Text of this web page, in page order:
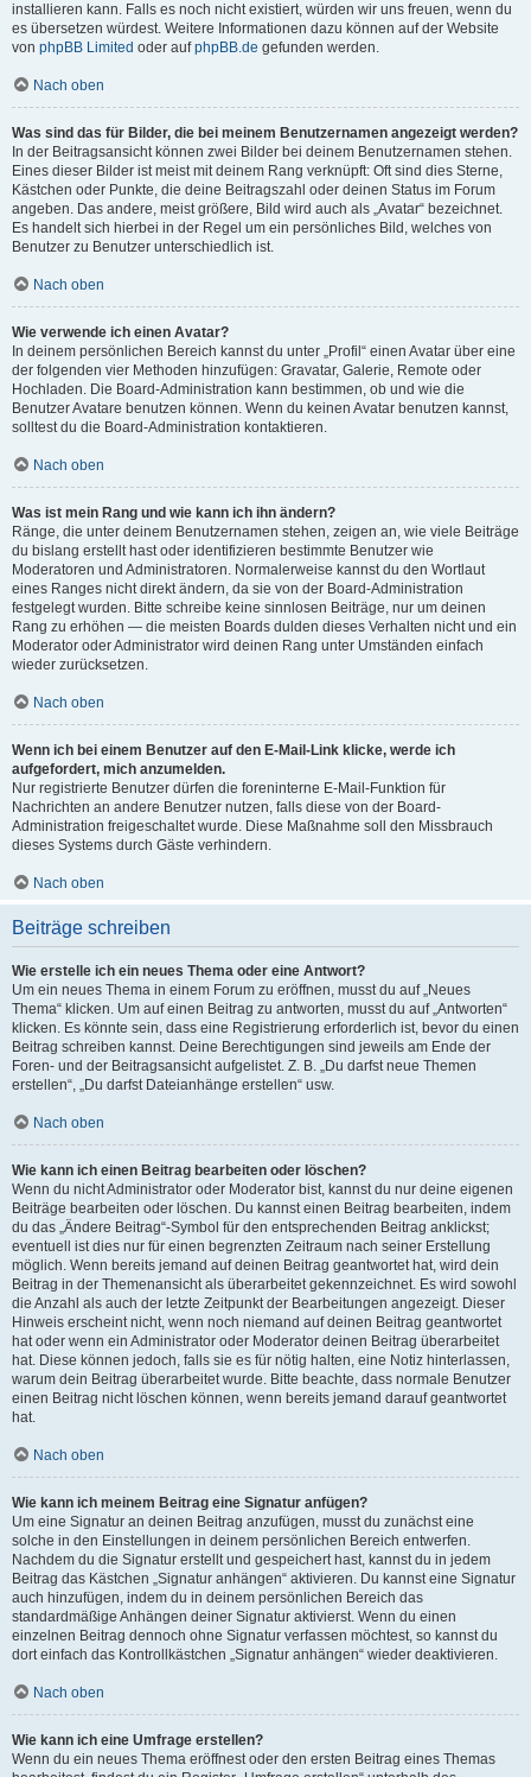
installieren kann. Falls es noch nicht existiert, würden wir uns freuen, wenn du
es übersetzen würdest. Weitere Informationen dazu können auf der Website
von phpBB Limited oder aufphpBB.de gefunden werden.
Nach oben
Was sind das für Bilder, die bei meinem Benutzernamen angezeigt werden?
In der Beitragsansicht können zwei Bilder bei deinem Benutzernamen stehen.
Eines dieser Bilder ist meist mit deinem Rang verknüpft: Oft sind dies Sterne,
Kästchen oder Punkte, die deine Beitragszahl oder deinen Status im Forum
angeben. Das andere, meist größere, Bild wird auch als „Avatar“ bezeichnet.
Es handelt sich hierbei in der Regel um ein persönliches Bild, welches von
Benutzer zu Benutzer unterschiedlich ist.
Nach oben
Wie verwende ich einen Avatar?
In deinem persönlichen Bereich kannst du unter „Profil“ einen Avatar über eine
der folgenden vier Methoden hinzufügen: Gravatar, Galerie, Remote oder
Hochladen. Die Board-Administration kann bestimmen, ob und wie die
Benutzer Avatare benutzen können. Wenn du keinen Avatar benutzen kannst,
solltest du die Board-Administration kontaktieren.
Nach oben
Was ist mein Rang und wie kann ich ihn ändern?
Ränge, die unter deinem Benutzernamen stehen, zeigen an, wie viele Beiträge
du bislang erstellt hast oder identifizieren bestimmte Benutzer wie
Moderatoren und Administratoren. Normalerweise kannst du den Wortlaut
eines Ranges nicht direkt ändern, da sie von der Board-Administration
festgelegt wurden. Bitte schreibe keine sinnlosen Beiträge, nur um deinen
Rang zu erhöhen — die meisten Boards dulden dieses Verhalten nicht und ein
Moderator oder Administrator wird deinen Rang unter Umständen einfach
wieder zurücksetzen.
Nach oben
Wenn ich bei einem Benutzer auf den E-Mail-Link klicke, werde ich
aufgefordert, mich anzumelden.
Nur registrierte Benutzer dürfen die foreninterne E-Mail-Funktion für
Nachrichten an andere Benutzer nutzen, falls diese von der Board-
Administration freigeschaltet wurde. Diese Maßnahme soll den Missbrauch
dieses Systems durch Gäste verhindern.
Nach oben
Beiträge schreiben
Wie erstelle ich ein neues Thema oder eine Antwort?
Um ein neues Thema in einem Forum zu eröffnen, musst du auf „Neues
Thema“ klicken. Um auf einen Beitrag zu antworten, musst du auf „Antworten“
klicken. Es könnte sein, dass eine Registrierung erforderlich ist, bevor du einen
Beitrag schreiben kannst. Deine Berechtigungen sind jeweils am Ende der
Foren- und der Beitragsansicht aufgelistet. Z. B. „Du darfst neue Themen
erstellen“, „Du darfst Dateianhänge erstellen“ usw.
Nach oben
Wie kann ich einen Beitrag bearbeiten oder löschen?
Wenn du nicht Administrator oder Moderator bist, kannst du nur deine eigenen
Beiträge bearbeiten oder löschen. Du kannst einen Beitrag bearbeiten, indem
du das „Ändere Beitrag“-Symbol für den entsprechenden Beitrag anklickst;
eventuell ist dies nur für einen begrenzten Zeitraum nach seiner Erstellung
möglich. Wenn bereits jemand auf deinen Beitrag geantwortet hat, wird dein
Beitrag in der Themenansicht als überarbeitet gekennzeichnet. Es wird sowohl
die Anzahl als auch der letzte Zeitpunkt der Bearbeitungen angezeigt. Dieser
Hinweis erscheint nicht, wenn noch niemand auf deinen Beitrag geantwortet
hat oder wenn ein Administrator oder Moderator deinen Beitrag überarbeitet
hat. Diese können jedoch, falls sie es für nötig halten, eine Notiz hinterlassen,
warum dein Beitrag überarbeitet wurde. Bitte beachte, dass normale Benutzer
einen Beitrag nicht löschen können, wenn bereits jemand darauf geantwortet
hat.
Nach oben
Wie kann ich meinem Beitrag eine Signatur anfügen?
Um eine Signatur an deinen Beitrag anzufügen, musst du zunächst eine
solche in den Einstellungen in deinem persönlichen Bereich entwerfen.
Nachdem du die Signatur erstellt und gespeichert hast, kannst du in jedem
Beitrag das Kästchen „Signatur anhängen“ aktivieren. Du kannst eine Signatur
auch hinzufügen, indem du in deinem persönlichen Bereich das
standardmäßige Anhängen deiner Signatur aktivierst. Wenn du einen
einzelnen Beitrag dennoch ohne Signatur verfassen möchtest, so kannst du
dort einfach das Kontrollkästchen „Signatur anhängen“ wieder deaktivieren.
Nach oben
Wie kann ich eine Umfrage erstellen?
Wenn du ein neues Thema eröffnest oder den ersten Beitrag eines Themas